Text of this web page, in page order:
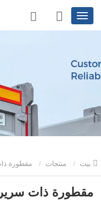
منتجات مقطورة
السطح بثلاثة محاور
مقطورة ذات